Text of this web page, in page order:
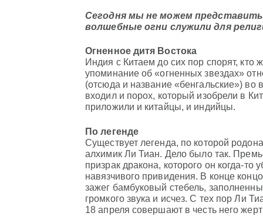
Сегодня мы не можем представить
волшебные огни служили для
Огненное дитя Востока
Индия с Китаем до сих пор спорят,
упоминание об «огненных звездах»
(отсюда и название «бенгальские») во
входил и порох, который изобрели в
приложили и китайцы, и индийцы.
По легенде
Существует легенда, по которой
алхимик Ли Тиан. Дело было так.
призрак дракона, которого он когда-то
навязчивого привидения. В конце
зажег бамбуковый стебель,
громкого звука и исчез. С тех пор Ли
18 апреля совершают в честь него